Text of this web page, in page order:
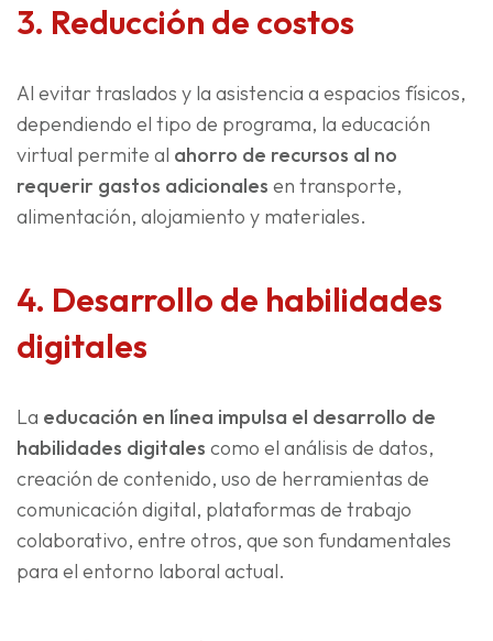
3. Reducción de costos
Al evitar traslados y la asistencia a espacios físicos,
dependiendo el tipo de programa, la educación
virtual permite al ahorro de recursos al no
requerir gastos adicionales en transporte,
alimentación, alojamiento y materiales.
4. Desarrollo de habilidades
digitales
La educación en línea impulsa el desarrollo de
habilidades digitales como el análisis de datos,
creación de contenido, uso de herramientas de
comunicación digital, plataformas de trabajo
colaborativo, entre otros, que son fundamentales
para el entorno laboral actual.